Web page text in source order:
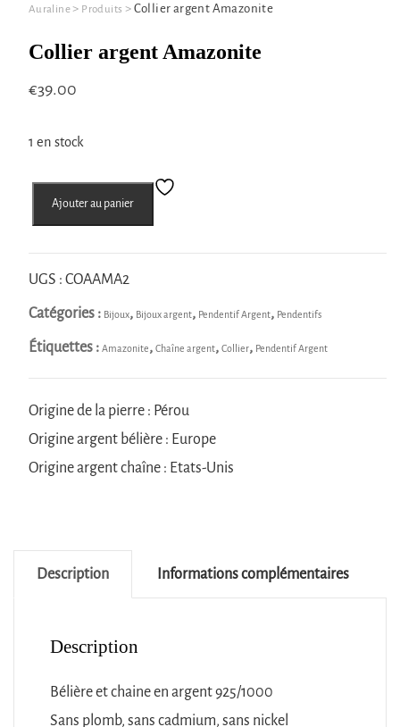
Auraline> Produits > Collier argent Amazonite
Collier argent Amazonite
€39.00
1 en stock
argent
Amazonite
Ajouter au panier
UGS : COAAMA2
Catégories : Bijoux, Bijoux argent, Pendentif Argent, Pendentifs
Étiquettes : Amazonite, Chaîne argent, Collier, Pendentif Argent
Origine de la pierre : Pérou
Origine argent bélière : Europe
Origine argent chaîne : Etats-Unis
Description Informations complémentaires
Description
Bélière et chaine en argent 925/1000
Sans plomb, sans cadmium, sans nickel